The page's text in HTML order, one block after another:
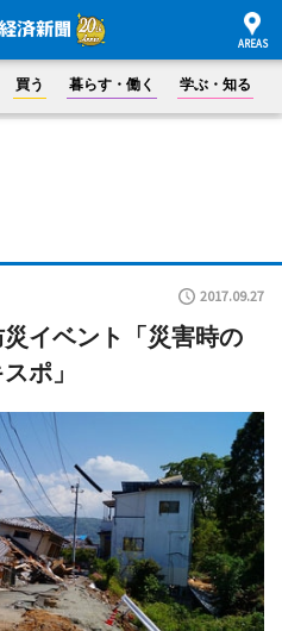
買う 暮らす・働く 学ぶ・知る
2017.09.27
イベント「災害時の
ポ」